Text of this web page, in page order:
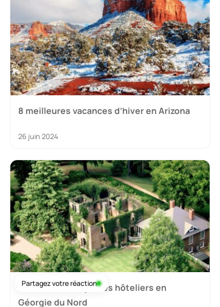
8 meilleures vacances d’hiver en Arizona
26 juin 2024
7 meilleurs complexes hôteliers en
Géorgie du Nord
Partagez votre réaction